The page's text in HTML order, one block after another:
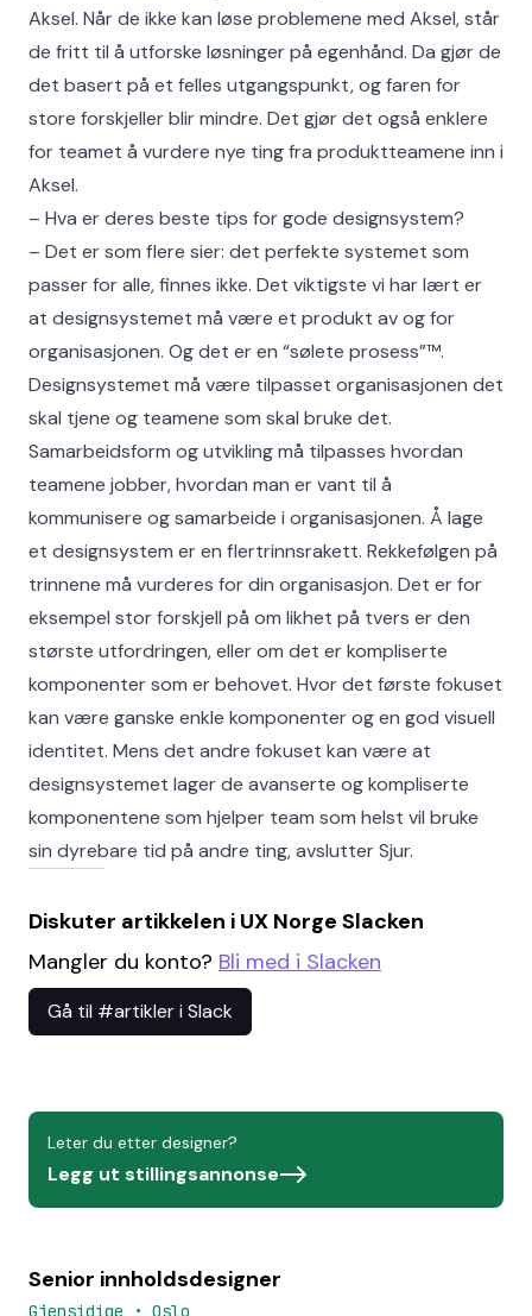
Aksel. Når de ikke kan løse problemene med Aksel, står
de fritt til å utforske løsninger på egenhånd. Da gjør de
det basert på et felles utgangspunkt, og faren for
store forskjeller blir mindre. Det gjør det også enklere
for teamet å vurdere nye ting fra produktteamene inn i
Aksel.
– Hva er deres beste tips for gode designsystem?
– Det er som flere sier: det perfekte systemet som
passer for alle, finnes ikke. Det viktigste vi har lært er
at designsystemet må være et produkt av og for
organisasjonen. Og det er en “sølete prosess”™.
Designsystemet må være tilpasset organisasjonen det
skal tjene og teamene som skal bruke det.
Samarbeidsform og utvikling må tilpasses hvordan
teamene jobber, hvordan man er vant til å
kommunisere og samarbeide i organisasjonen. Å lage
et designsystem er en flertrinnsrakett. Rekkefølgen på
trinnene må vurderes for din organisasjon. Det er for
eksempel stor forskjell på om likhet på tvers er den
største utfordringen, eller om det er kompliserte
komponenter som er behovet. Hvor det første fokuset
kan være ganske enkle komponenter og en god visuell
identitet. Mens det andre fokuset kan være at
designsystemet lager de avanserte og kompliserte
komponentene som hjelper team som helst vil bruke
sin dyrebare tid på andre ting, avslutter Sjur.
Diskuter artikkelen i UX Norge Slacken
Mangler du konto? Bli med i Slacken
Gå til #artikler i Slack
Leter du etter designer?
Legg ut stillingsannonse
Senior innholdsdesigner
Gjensidige • Oslo